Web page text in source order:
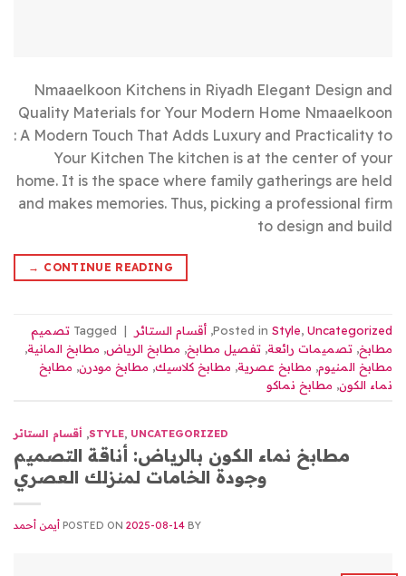
Nmaaelkoon Kitchens in Riyadh Elegant Design and
Quality Materials for Your Modern Home Nmaaelkoon
: A Modern Touch That Adds Luxury and Practicality to
Your Kitchen The kitchen is at the center of your
home. It is the space where family gatherings are held
and makes memories. Thus, picking a professional firm
to design and build
CONTINUE READING
→
Posted in Style, Uncategorized
, أقسام الستائر |
Tagged تصميم
مطابخ, تصميمات رائعة, تفصيل مطابخ, مطابخ الرياض, مطابخ المانية,
مطابخ المنيوم, مطابخ عصرية, مطابخ كلاسيك, مطابخ مودرن, مطابخ
نماء الكون, مطابخ نماكو
STYLE, UNCATEGORIZED
, أقسام الستائر
مطابخ نماء الكون بالرياض: أناقة التصميم
وجودة الخامات لمنزلك العصري
POSTED ON 2025-08-14 BY أيمن أحمد